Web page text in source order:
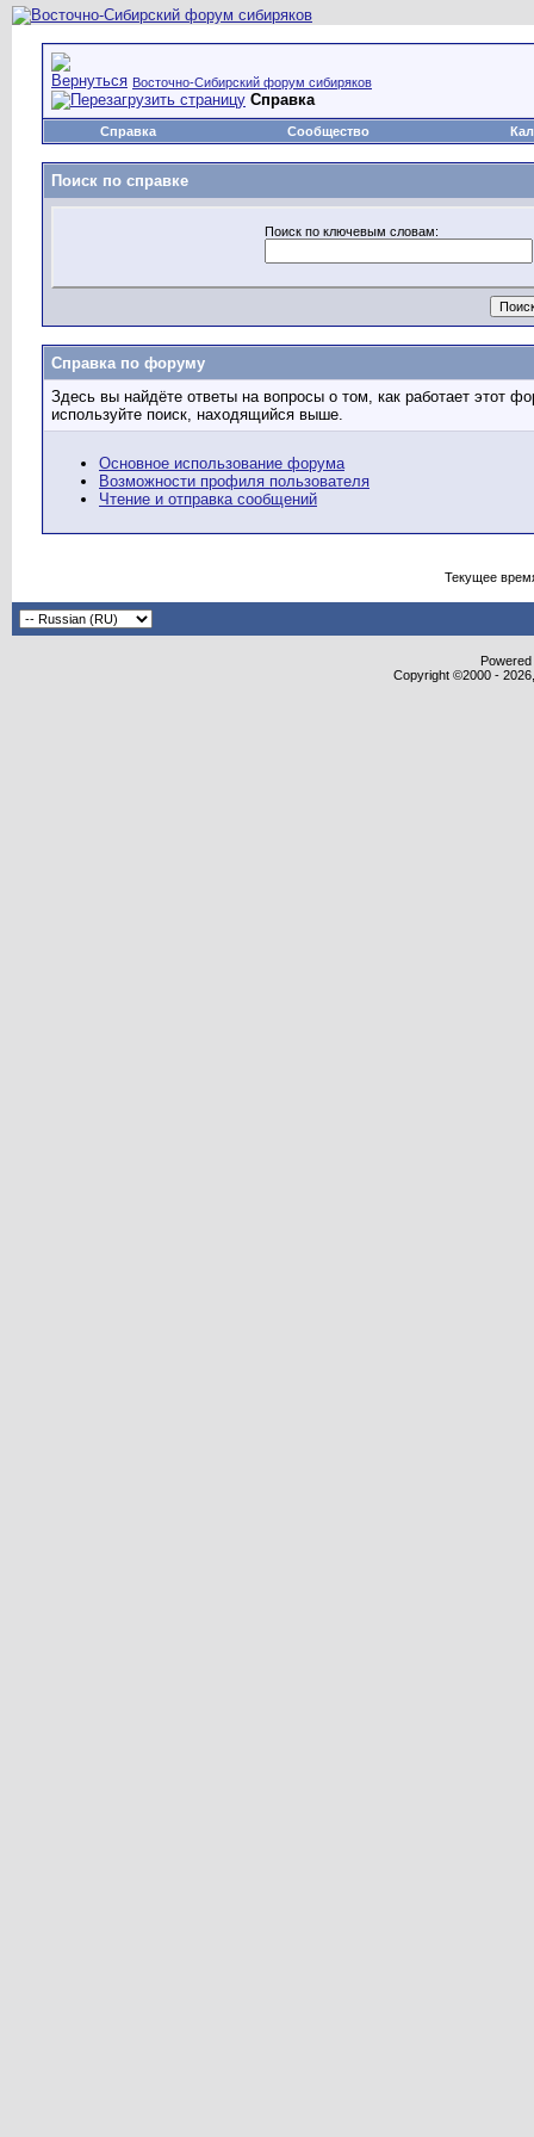
Восточно-Сибирский форум сибиряков
Справка
Справка Сообщество
Поиск по справке
Поиск по ключевым словам:
Справка по форуму
Здесь вы найдёте ответы на вопросы о том, как работает этот
используйте поиск, находящийся выше.
Основное использование форума
Возможности профиля пользователя
Чтение и отправка сообщений
Текущее
Copyright ©2000 -